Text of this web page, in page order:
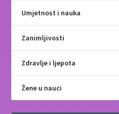
Umjetnost i nauka
Zanimljivosti
Zdravlje i ljepota
Žene u nauci